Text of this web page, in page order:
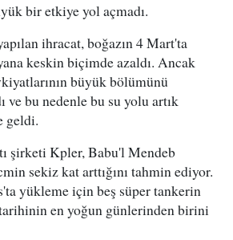
bir etkiye yol açmadı.
ihracat, boğazın 4 Mart'ta
keskin biçimde azaldı. Ancak
büyük bölümünü
ve bu nedenle bu su yolu artık
geldi.
şirketi Kpler, Babu'l Mendeb
sekiz kat arttığını tahmin ediyor.
yükleme için beş süper tankerin
en yoğun günlerinden birini